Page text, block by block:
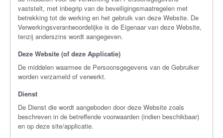
vaststelt, met inbegrip van de beveiligingsmaatregelen met
betrekking tot de werking en het gebruik van deze Website. De
Verwerkingsverantwoordelijke is de Eigenaar van deze Website,
tenzij anderszins wordt aangegeven.
Deze Website (of deze Applicatie)
De middelen waarmee de Persoonsgegevens van de Gebruiker
worden verzameld of verwerkt.
Dienst
De Dienst die wordt aangeboden door deze Website zoals
beschreven in de betreffende voorwaarden (indien beschikbaar)
en op deze site/applicatie.